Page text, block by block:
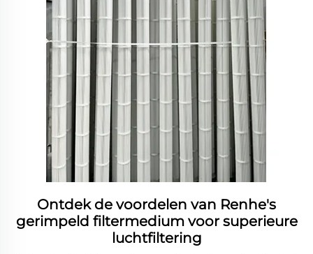
Ontdek de voordelen van Renhe's
gerimpeld filtermedium voor superieure
luchtfiltering